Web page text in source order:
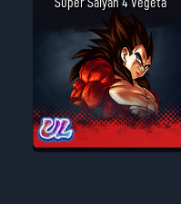
Super Saiyan 4 Vegeta